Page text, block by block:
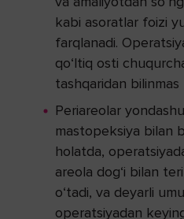
kabi asoratlar foizi
farqlanadi.
qo‘ltiq osti
tashqaridan bilinmas
Periareolar
mastopeksiya bilan
holatda,
areola dog‘i bilan
o‘tadi, va deyarli
operatsiyadan